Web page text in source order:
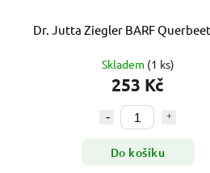
Dr. Jutta Ziegler BARF
Skladem (1 ks)
253 Kč
Do košíku